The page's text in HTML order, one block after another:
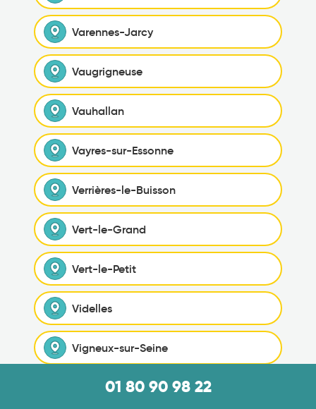
Varennes-Jarcy
Vaugrigneuse
Vauhallan
Vayres-sur-Essonne
Verrières-le-Buisson
Vert-le-Grand
Vert-le-Petit
Videlles
Vigneux-sur-Seine
Villabé01 80 90 98 22